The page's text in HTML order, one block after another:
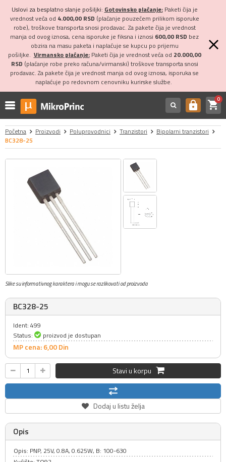
Uslovi za besplatno slanje pošiljki: Gotovinsko plaćanje:Paketi čija je
vrednost veća od 4.000,00 RSD (plaćanje pouzećem prilikom isporuke
robe), troškove transporta snosi prodavac. Za pakete čija je vrednost
manja od ovog iznosa, cena isporuke je fiksna i iznosi 600,00 RSD bez
obzira na masu paketa i naplaćuje se kupcu po prijemu
pošiljke. Virmansko plaćanje:Paketi čija je vrednost veća od 20.000,00
RSD (plaćanje robe preko računa/virmanski) troškove transporta snosi
prodavac. Za pakete čija je vrednost manja od ovog iznosa, isporuka se
naplaćuje po redovnom cenovniku kurirske službe.
https shopping_cart0
Početna Proizvodi Poluprovodnici Tranzistori
Bipolarni tranzistori
BC328-25
Slike su informativnog karaktera i mogu se razlikovati od proizvoda
BC328-25
Ident: 499
Status:
proizvod je dostupan
MP cena: 6,00Din
Stavi u korpu
Dodaj u listu želja
Opis
Opis: PNP, 25V, 0.8A, 0.625W, B: 100-630